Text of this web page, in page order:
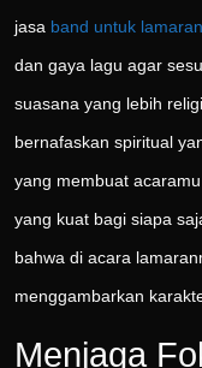
jasa band untuk
dan gaya lagu agar
suasana yang lebih
bernafaskan spiritual
yang membuat
yang kuat bagi siapa
bahwa di acara
menggambarkan
Menjaga